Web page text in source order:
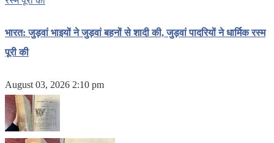
भारत: जुड़वां भाइयों ने जुड़वां बहनों से शादी की, जुड़वां पादरियों ने धार्मिक रस्म
पूरी की
August 03, 2026 2:10 pm